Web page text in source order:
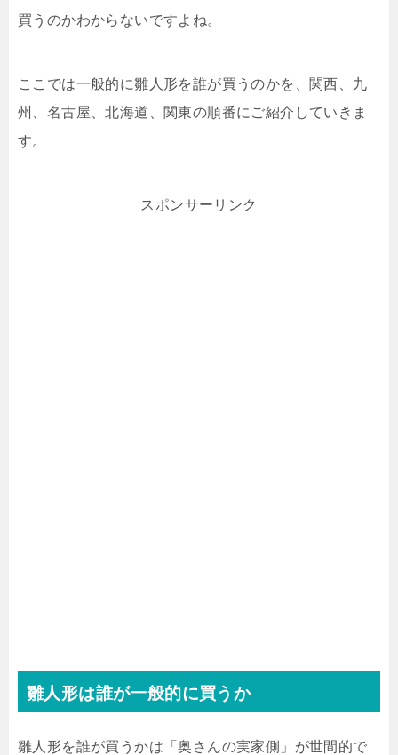
買うのかわからないですよね。
ここでは一般的に雛人形を誰が買うのかを、関西、九
州、名古屋、北海道、関東の順番にご紹介していきま
す。
スポンサーリンク
雛人形は誰が一般的に買うか
雛人形を誰が買うかは「奥さんの実家側」が世間的で